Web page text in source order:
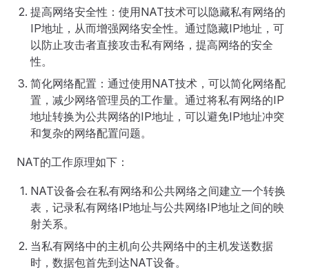
提高网络安全性：使用NAT技术可以隐藏私有网络的
IP地址，从而增强网络安全性。通过隐藏IP地址，可
以防止攻击者直接攻击私有网络，提高网络的安全
性。
简化网络配置：通过使用NAT技术，可以简化网络配
置，减少网络管理员的工作量。通过将私有网络的IP
地址转换为公共网络的IP地址，可以避免IP地址冲突
和复杂的网络配置问题。
NAT的工作原理如下：
NAT设备会在私有网络和公共网络之间建立一个转换
表，记录私有网络IP地址与公共网络IP地址之间的映
射关系。
当私有网络中的主机向公共网络中的主机发送数据
时，数据包首先到达NAT设备。